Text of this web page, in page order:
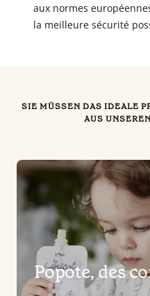
aux normes
la meilleure sécurité
SIE MÜSSEN DAS IDEALE
AUS
Popote, des